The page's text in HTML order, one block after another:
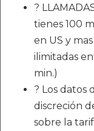
?
tienes 100
en US y
ilimitadas
min.)
? Los datos
discreción
sobre la